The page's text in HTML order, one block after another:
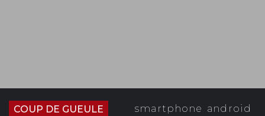
COUP DE GUEULE android
smartphone